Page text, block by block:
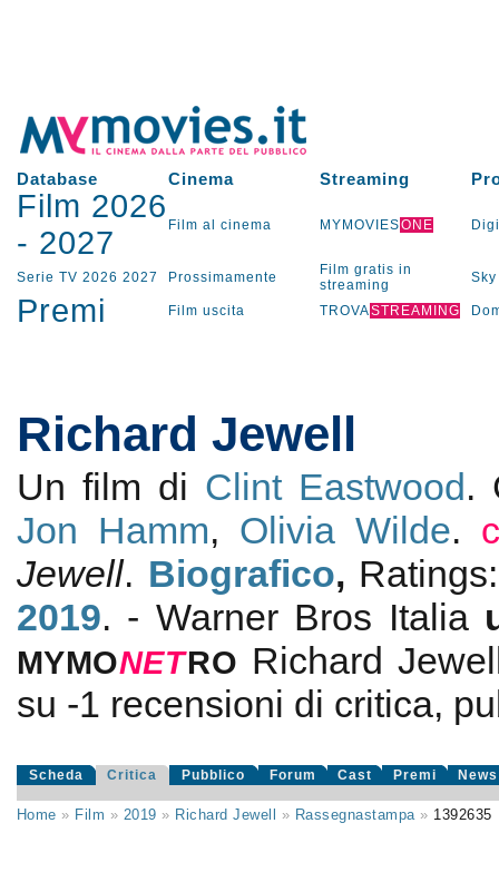
Database Cinema Streaming
Film 2026
- 2027 Film al cinema MYMOVIESONE
Serie TV 2026 2027 Prossimamente
Film gratis in
streaming
Sky
Premi Film uscita TROVASTREAMING
Richard Jewell
Un film di Clint Eastwood.
Jon Hamm, Olivia Wilde.
Jewell. Biografico,
2019. - Warner Bros Italia
MYMONETRO Richard
su -1 recensioni di critica,
Scheda Critica Pubblico Forum Cast Premi News
Home » Film » 2019 » Richard Jewell » Rassegnastampa» 1392635